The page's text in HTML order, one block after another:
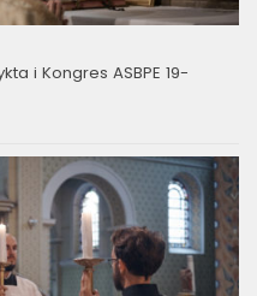
i Kongres ASBPE 19-